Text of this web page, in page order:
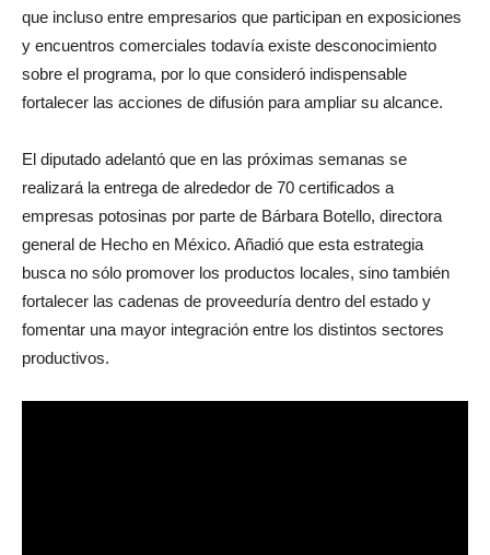
que incluso entre empresarios que participan en exposiciones
y encuentros comerciales todavía existe desconocimiento
sobre el programa, por lo que consideró indispensable
fortalecer las acciones de difusión para ampliar su alcance.
El diputado adelantó que en las próximas semanas se
realizará la entrega de alrededor de 70 certificados a
empresas potosinas por parte de Bárbara Botello, directora
general de Hecho en México. Añadió que esta estrategia
busca no sólo promover los productos locales, sino también
fortalecer las cadenas de proveeduría dentro del estado y
fomentar una mayor integración entre los distintos sectores
productivos.